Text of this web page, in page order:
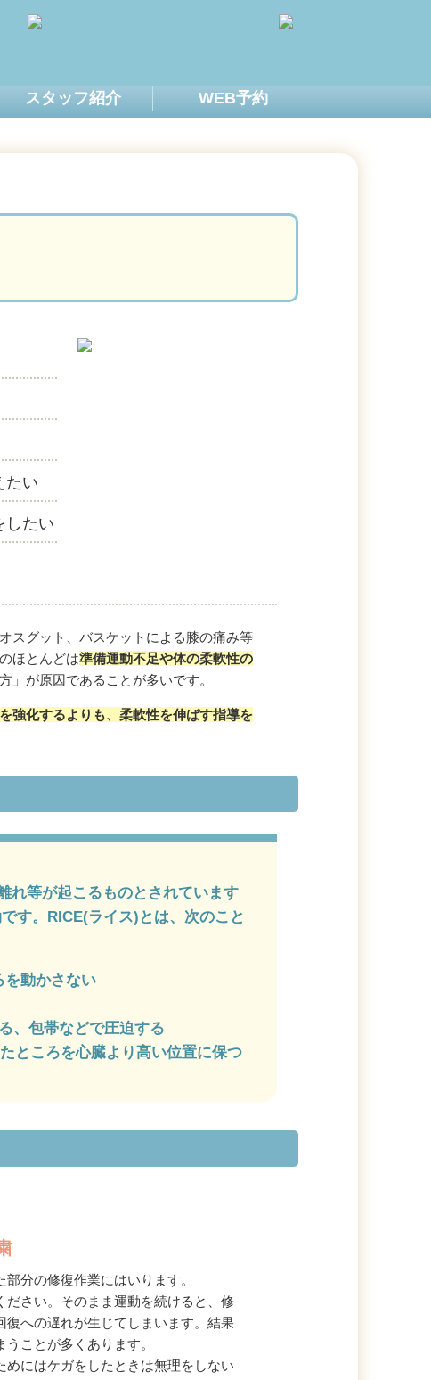
スタッフ紹介 WEB予約
たい
したい
スグット、バスケットによる膝の痛み等
ほとんどは準備運動不足や体の柔軟性の
」が原因であることが多いです。
強化するよりも、柔軟性を伸ばす指導を
れ等が起こるものとされています
す。RICE(ライス)とは、次のこと
を動かさない
、包帯などで圧迫する
ところを心臓より高い位置に保つ
分の修復作業にはいります。
さい。そのまま運動を続けると、修
への遅れが生じてしまいます。結果
ことが多くあります。
にはケガをしたときは無理をしない